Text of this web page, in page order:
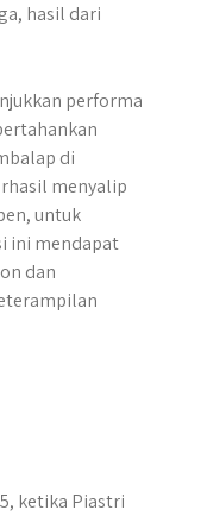
hasil dari
performa
di
menyalip
untuk
ini mendapat
dan
ketika Piastri